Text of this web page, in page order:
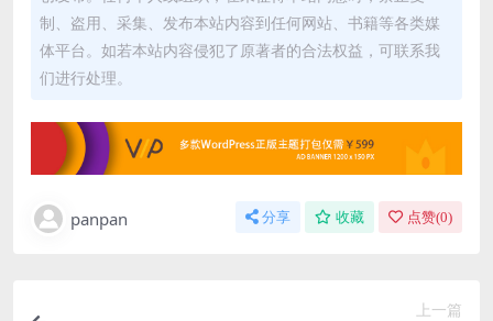
制、盗用、采集、发布本站内容到任何网站、书籍等各类媒
体平台。如若本站内容侵犯了原著者的合法权益，可联系我
们进行处理。
panpan 分享 收藏 点赞(0)
上一篇